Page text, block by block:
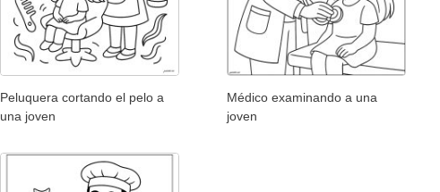
Peluquera cortando el pelo a
una joven
Médico examinando a una
joven